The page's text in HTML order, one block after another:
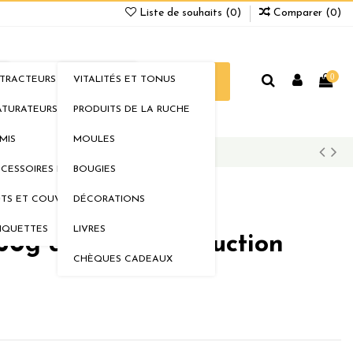
Liste de souhaits (0) Comparer (0)
DE MIELLERIE
ET COUVERCLES
BOUTIQUE
VITALITÉS ET TONUS
PRODUITS DE LA RUCHE
MOULES
BOUGIES
DÉCORATIONS
LIVRES
CHÈQUES CADEAUX
PROMOS 0
de notre production